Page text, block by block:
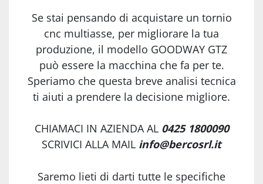
Se stai pensando di acquistare un tornio
cnc multiasse, per migliorare la tua
produzione, il modello GOODWAY GTZ
può essere la macchina che fa per te.
Speriamo che questa breve analisi tecnica
ti aiuti a prendere la decisione migliore.
CHIAMACI IN AZIENDA AL 0425 1800090
SCRIVICI ALLA MAIL info@bercosrl.it
Saremo lieti di darti tutte le specifiche